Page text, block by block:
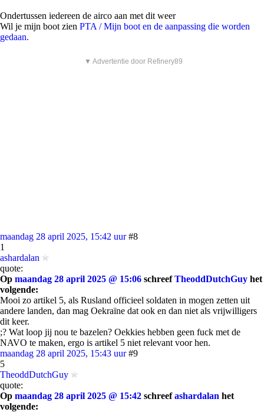
Ondertussen iedereen de airco aan met dit weer
Wil je mijn boot zien PTA / Mijn boot en de aanpassing die worden
gedaan.
▼ Advertentie door Refinery89
maandag 28 april 2025, 15:42 uur #8
1
ashardalan
quote:
Op maandag 28 april 2025 @ 15:06 schreefTheoddDutchGuy het
volgende:
Mooi zo artikel 5, als Rusland officieel soldaten in mogen zetten uit
andere landen, dan mag Oekraïne dat ook en dan niet als vrijwilligers
dit keer.
;? Wat loop jij nou te bazelen? Oekkies hebben geen fuck met de
NAVO te maken, ergo is artikel 5 niet relevant voor hen.
maandag 28 april 2025, 15:43 uur #9
5
TheoddDutchGuy
quote:
Op maandag 28 april 2025 @ 15:42 schreefashardalan het
volgende: